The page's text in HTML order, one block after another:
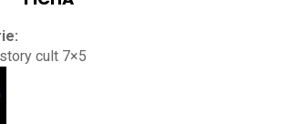
cult 7×5